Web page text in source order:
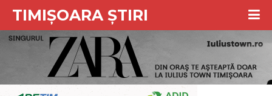
TIMIȘOARA ȘTIRI